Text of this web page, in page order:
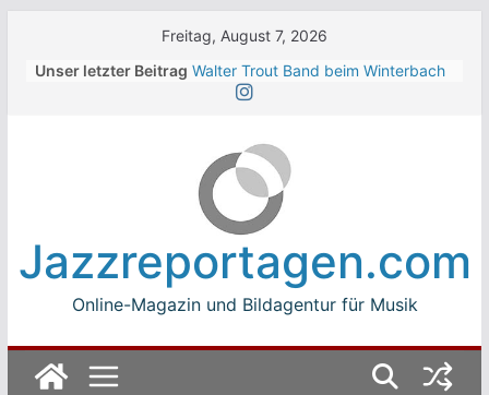
Freitag, August 7, 2026
Unser letzter Beitrag Walter Trout Band beim Winterbach
Zeltspektakel 2026
Jean-Michel Jarre bei den jazz open
Modena auf der Piazza Roma 2026
Beth Hart
Luca Carboni bei den jazz open
Modena auf der Piazza Roma 2026
Jazzreportagen.com
Online-Magazin und Bildagentur für Musik